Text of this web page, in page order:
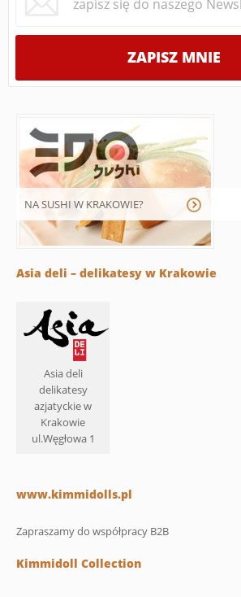
NA SUSHI W KRAKOWIE?
Asia deli – delikatesy w Krakowie
Asia deli
delikatesy
azjatyckie w
Krakowie
ul.Węgłowa 1
www.kimmidolls.pl
Zapraszamy do współpracy B2B
Kimmidoll Collection